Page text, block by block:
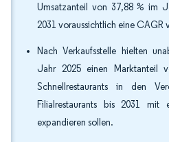
Umsatzanteil von 37,88 % im
2031 voraussichtlich eine CAGR
Nach Verkaufsstelle hielten
Jahr 2025 einen Marktanteil
Schnellrestaurants in den
Filialrestaurants bis 2031
expandieren sollen.